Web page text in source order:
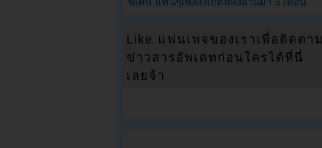
Like แฟนเพจของเราเพื่อติดตาม
ข่าวสารอัพเดทก่อนใครได้ที่นี่
เลยจ้า